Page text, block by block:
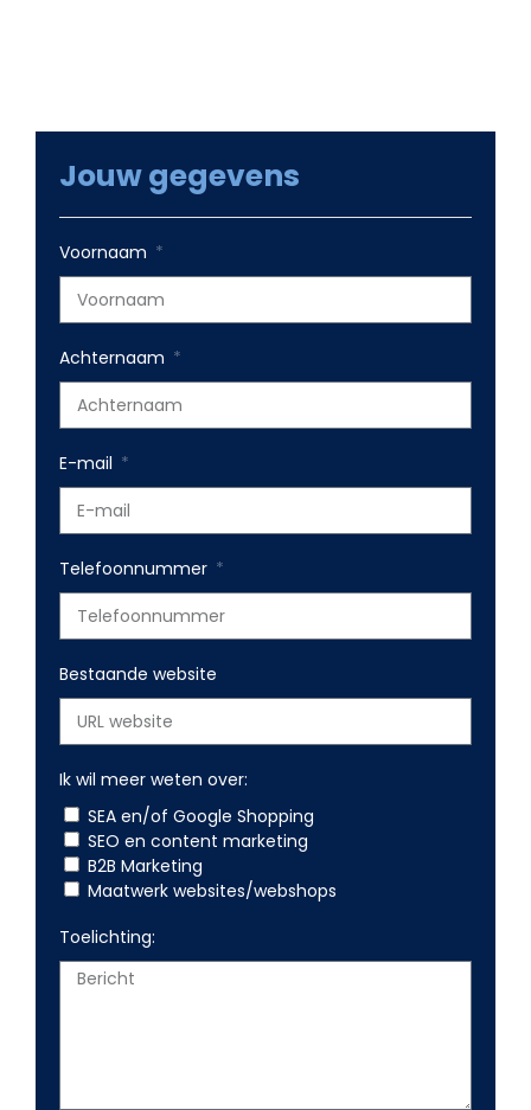
Jouw gegevens
Voornaam
Achternaam
E-mail
Telefoonnummer
Bestaande website
Ik wil meer weten over:
SEA en/of Google Shopping
SEO en content marketing
B2B Marketing
Maatwerk websites/webshops
Toelichting: